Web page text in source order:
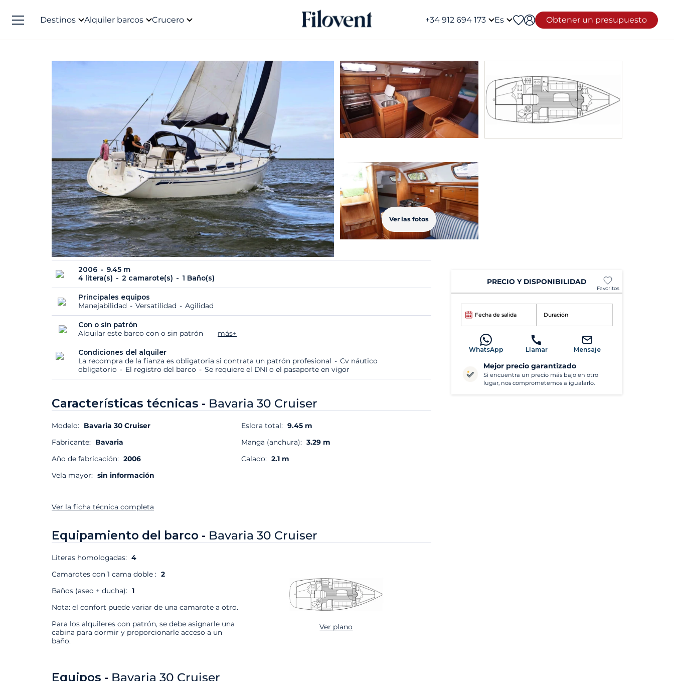
Destinos Alquiler barcos Crucero +34 912 694 173 Es Obtener un presupuesto
Ver las fotos
2006
9.45 m
4 litera(s)
2 camarote(s) 1 Baño(s)
Principales equipos
Manejabilidad
Versatilidad Agilidad
Con o sin patrón
Alquilar este barco con o sin patrón
más+
Condiciones del alquiler
La recompra de la fianza es obligatoria si contrata un patrón profesional
Cv náutico
obligatorio
El registro del barco Se requiere el DNI o el pasaporte en vigor
Características técnicas - Bavaria 30 Cruiser
Modelo: Bavaria 30 Cruiser
Fabricante: Bavaria
Año de fabricación: 2006
Vela mayor: sin información
Eslora total: 9.45 m
Manga (anchura): 3.29 m
Calado: 2.1 m
Ver la ficha técnica completa
Equipamiento del barco - Bavaria 30 Cruiser
Literas homologadas: 4
Camarotes con 1 cama doble : 2
Baños (aseo + ducha): 1
Nota: el confort puede variar de una camarote a otro.
Para los alquileres con patrón, se debe asignarle una
cabina para dormir y proporcionarle acceso a un
baño.
Ver plano
Equipos - Bavaria 30 Cruiser
PRECIO Y DISPONIBILIDAD
Favoritos
Fecha de salida Duración
WhatsApp Llamar Mensaje
Mejor precio garantizado
Si encuentra un precio más bajo en otro
lugar, nos comprometemos a igualarlo.